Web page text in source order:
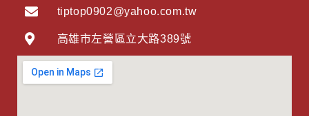
tiptop0902@yahoo.com.tw
高雄市左營區立大路389號